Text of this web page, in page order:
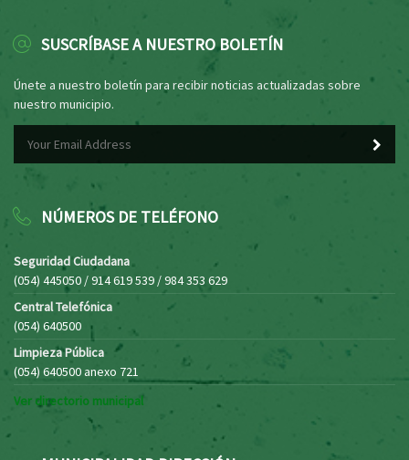
SUSCRÍBASE A NUESTRO BOLETÍN
Únete a nuestro boletín para recibir noticias actualizadas sobre
nuestro municipio.
NÚMEROS DE TELÉFONO
Seguridad Ciudadana
(054) 445050 / 914 619 539 / 984 353 629
Central Telefónica
(054) 640500
Limpieza Pública
(054) 640500 anexo 721
Ver directorio municipal